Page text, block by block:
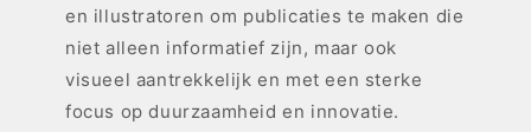
en illustratoren om publicaties te maken die
niet alleen informatief zijn, maar ook
visueel aantrekkelijk en met een sterke
focus op duurzaamheid en innovatie.